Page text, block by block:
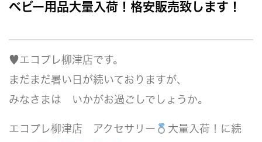
ベビー用品大量入荷！格安販売致します！
♥エコプレ柳津店です。
まだまだ暑い日が続いておりますが、
みなさまは いかがお過ごしでしょうか。
エコプレ柳津店 アクセサリー
大量入荷！に続